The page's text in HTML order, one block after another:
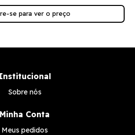
se para ver o preço
Sobre nós
Minha Conta
Meus pedidos